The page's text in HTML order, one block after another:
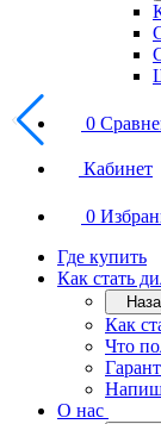
0
Кабинет
0
Где купить
Как стать
Как
Что
О нас